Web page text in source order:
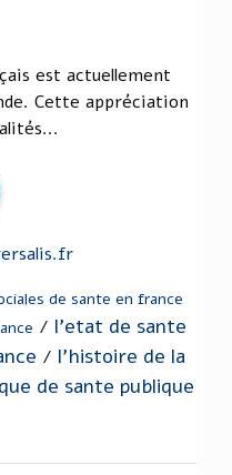
est actuellement
Cette appréciation
de sante en france
/ l'etat de sante
/ l'histoire de la
de sante publique